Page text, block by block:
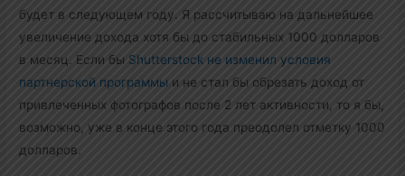
будет в следующем году. Я рассчитываю на дальнейшее
увеличение дохода хотя бы до стабильных 1000 долларов
в месяц. Если бы Shutterstock не изменил условия
партнерской программы и не стал бы обрезать доход от
привлеченных фотографов после 2 лет активности, то я бы,
возможно, уже в конце этого года преодолел отметку 1000
долларов.